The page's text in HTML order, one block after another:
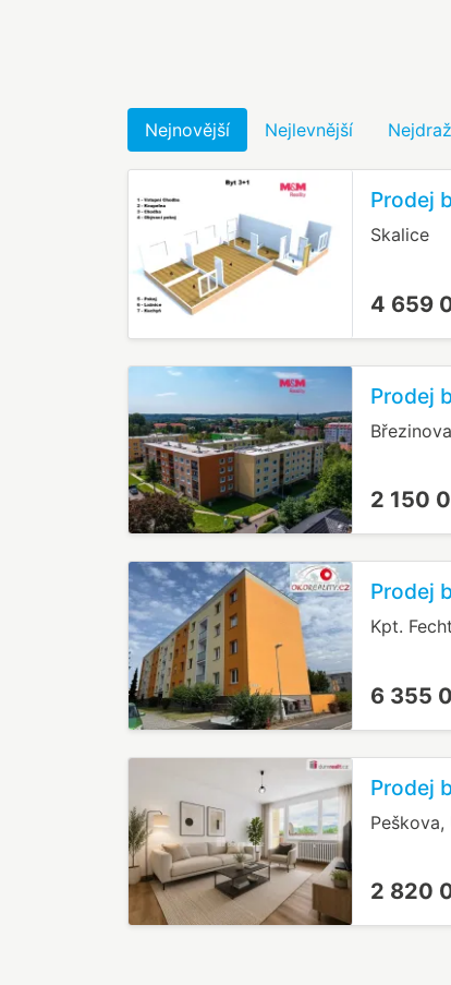
Nejnovější Nejlevnější
Prodej
Skalice
4 659
Prodej
2 150
Prodej
Kpt.
6 355
Prodej
2 820